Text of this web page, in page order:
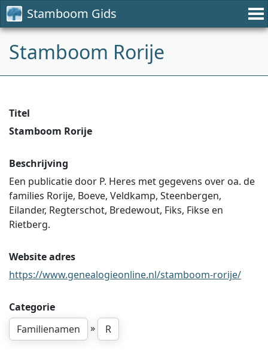
Stamboom Gids
Stamboom Rorije
Titel
Stamboom Rorije
Beschrijving
Een publicatie door P. Heres met gegevens over oa. de
families Rorije, Boeve, Veldkamp, Steenbergen,
Eilander, Regterschot, Bredewout, Fiks, Fikse en
Rietberg.
Website adres
https://www.genealogieonline.nl/stamboom-rorije/
Categorie
Familienamen
» R